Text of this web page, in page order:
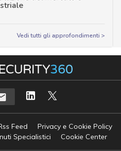
Vedi tutti gli approfondimenti >
Feed
Privacy e Cookie Policy
Specialistici
Cookie Center